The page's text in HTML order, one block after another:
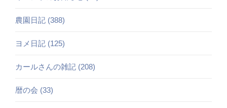
農園日記 (388)
ヨメ日記 (125)
カールさんの雑記 (208)
暦の会 (33)